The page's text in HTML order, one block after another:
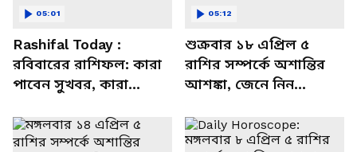
Rashifal Today :
রবিবারের রাশিফল: কারা
পাবেন সুখবর, কারা
বিশদে
05:01
শুক্রবার ১৮ এপ্রিল ৫
রাশির সম্পর্কে অশান্তির
আশঙ্কা, জেনে নিন
05:12